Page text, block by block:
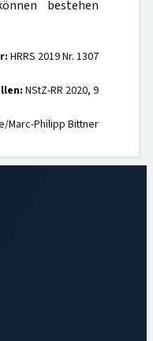
bestehen
HRRS 2019 Nr. 1307
NStZ-RR 2020, 9
Marc-Philipp Bittner